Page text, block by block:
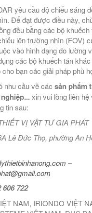
yêu cầu độ chiếu sáng
Để đạt được điều này,
đều bằng các bộ khuếch
lên trường nhìn (FOV)
vào hình dạng đo lường
các bộ khuếch tán
bạn các giải pháp phù
nhu cầu về các sản phẩm
xin vui lòng liên
tin sau:
VỊ VẬT TƯ GIA PHÁT
Lê Đức Thọ, phường An
–
722
NAM, IRIONDO VIỆT